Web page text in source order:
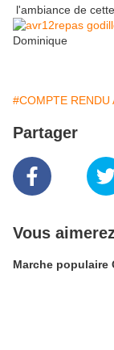
l'ambiance de
Dominique
#COMPTE RENDU
Partager
Vous